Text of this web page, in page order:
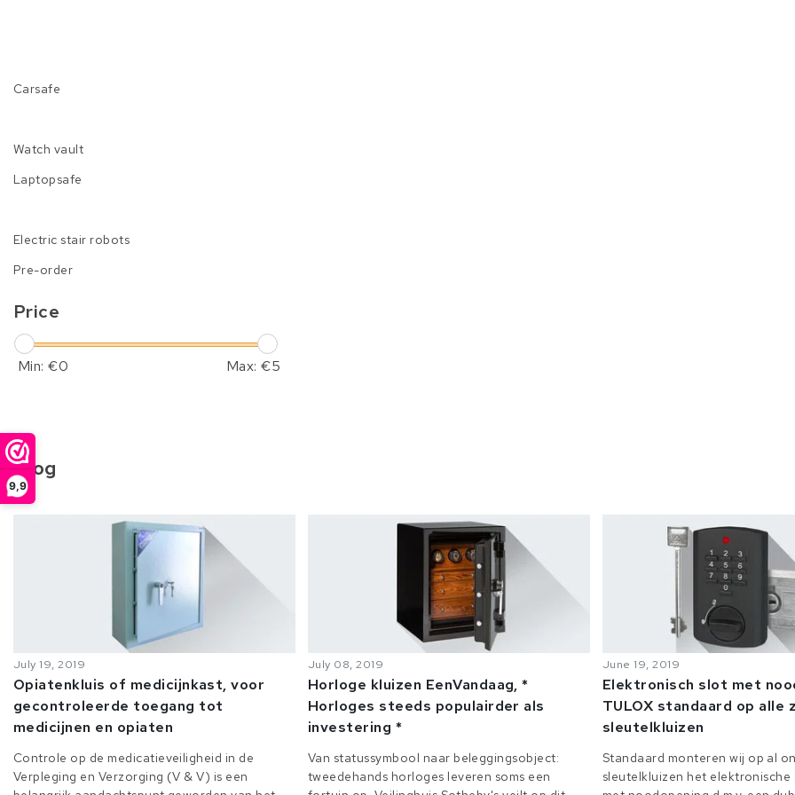
9,9
Carsafe
Watch vault
Laptopsafe
Electric stair robots
Pre-order
Price
Min: €0 Max: €5
Blog
July 19, 2019
Opiatenkluis of medicijnkast, voor
gecontroleerde toegang tot
medicijnen en opiaten
Controle op de medicatieveiligheid in de
Verpleging en Verzorging (V & V) is een
July 08, 2019
Horloge kluizen EenVandaag, *
Horloges steeds populairder als
investering *
Van statussymbool naar beleggingsobject:
tweedehands horloges leveren soms een
June 19, 2019
Elektronisch slot met
TULOX standaard op alle
sleutelkluizen
Standaard monteren wij op al
sleutelkluizen het elektronische